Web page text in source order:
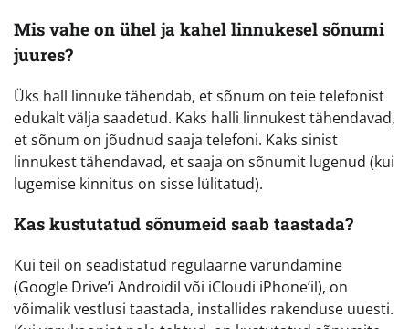
Mis vahe on ühel ja kahel linnukesel sõnumi
juures?
Üks hall linnuke tähendab, et sõnum on teie telefonist
edukalt välja saadetud. Kaks halli linnukest tähendavad,
et sõnum on jõudnud saaja telefoni. Kaks sinist
linnukest tähendavad, et saaja on sõnumit lugenud (kui
lugemise kinnitus on sisse lülitatud).
Kas kustutatud sõnumeid saab taastada?
Kui teil on seadistatud regulaarne varundamine
(Google Drive’i Androidil või iCloudi iPhone’il), on
võimalik vestlusi taastada, installides rakenduse uuesti.